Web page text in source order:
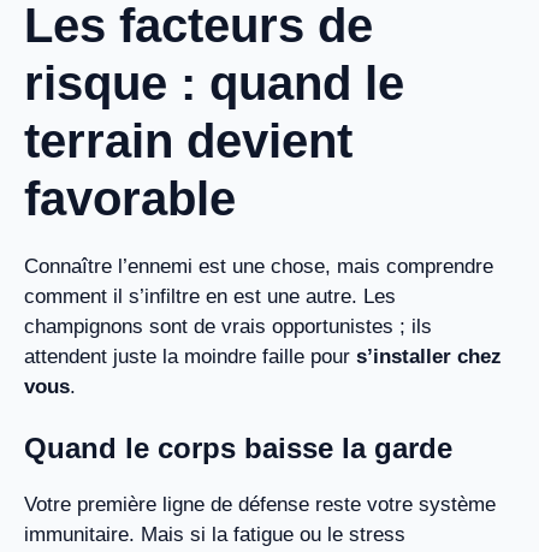
Les facteurs de
risque : quand le
terrain devient
favorable
Connaître l’ennemi est une chose, mais comprendre
comment il s’infiltre en est une autre. Les
champignons sont de vrais opportunistes ; ils
attendent juste la moindre faille pour s’installer chez
vous.
Quand le corps baisse la garde
Votre première ligne de défense reste votre système
immunitaire. Mais si la fatigue ou le stress